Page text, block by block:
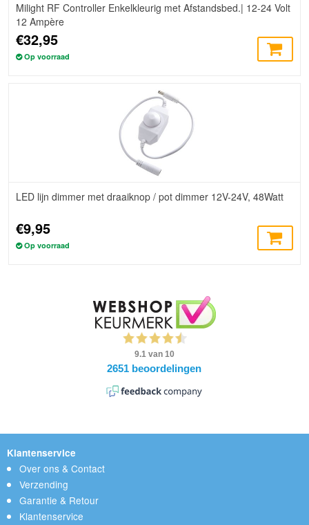
Milight RF Controller Enkelkleurig met Afstandsbed.| 12-24 Volt
12 Ampère
€32,95
Op voorraad
LED lijn dimmer met draaiknop / pot dimmer 12V-24V, 48Watt
€9,95
Op voorraad
Klantenservice
Over ons & Contact
Verzending
Garantie & Retour
Klantenservice